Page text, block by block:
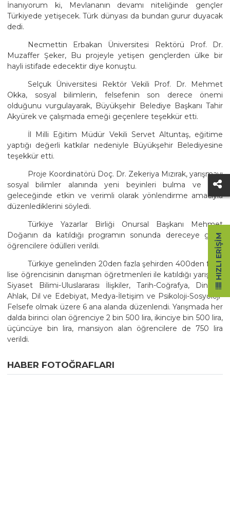
İnanıyorum ki, Mevlananın devamı niteliğinde gençler
Türkiyede yetişecek. Türk dünyası da bundan gurur duyacak
dedi.
Necmettin Erbakan Üniversitesi Rektörü Prof. Dr.
Muzaffer Şeker, Bu projeyle yetişen gençlerden ülke bir
hayli istifade edecektir diye konuştu.
Selçuk Üniversitesi Rektör Vekili Prof. Dr. Mehmet
Okka, sosyal bilimlerin, felsefenin son derece önemi
olduğunu vurgulayarak, Büyükşehir Belediye Başkanı Tahir
Akyürek ve çalışmada emeği geçenlere teşekkür etti.
İl Milli Eğitim Müdür Vekili Servet Altuntaş, eğitime
yaptığı değerli katkılar nedeniyle Büyükşehir Belediyesine
teşekkür etti.
Proje Koordinatörü Doç. Dr. Zekeriya Mızırak, yarışmayı
sosyal bilimler alanında yeni beyinleri bulma ve ülke
geleceğinde etkin ve verimli olarak yönlendirme amacıyla
düzenlediklerini söyledi.
Türkiye Yazarlar Birliği Onursal Başkanı Mehmet
Doğanın da katıldığı programın sonunda dereceye giren
öğrencilere ödülleri verildi.
Türkiye genelinden 20den fazla şehirden 400den fazla
lise öğrencisinin danışman öğretmenleri ile katıldığı yarışma;
Siyaset Bilimi-Uluslararası İlişkiler, Tarih-Coğrafya, Din ve
Ahlak, Dil ve Edebiyat, Medya-İletişim ve Psikoloji-Sosyoloji-
Felsefe olmak üzere 6 ana alanda düzenlendi. Yarışmada her
dalda birinci olan öğrenciye 2 bin 500 lira, ikinciye bin 500 lira,
üçüncüye bin lira, mansiyon alan öğrencilere de 750 lira
verildi.
HABER FOTOĞRAFLARI
HIZLI ERIŞIM